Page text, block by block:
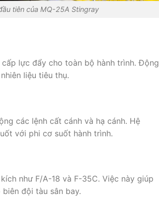
tiên của MQ-25A Stingray
lực đẩy cho toàn bộ hành trình. Động
liệu tiêu thụ.
các lệnh cất cánh và hạ cánh. Hệ
với phi cơ suốt hành trình.
như F/A-18 và F-35C. Việc này giúp
đội tàu sân bay.